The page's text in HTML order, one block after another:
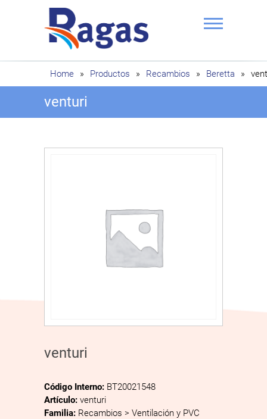
Ragas
Home » Productos » Recambios » Beretta »
venturi
venturi
Código Interno: BT20021548
Artículo: venturi
Familia: Recambios > Ventilación y PVC